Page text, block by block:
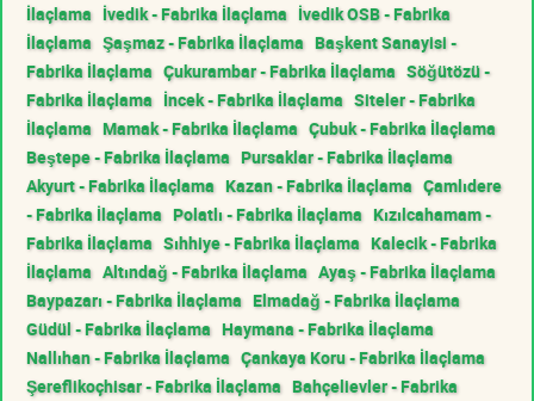
İlaçlama İvedik - Fabrika İlaçlama İvedik OSB - Fabrika
İlaçlama Şaşmaz - Fabrika İlaçlama Başkent Sanayisi -
Fabrika İlaçlama Çukurambar - Fabrika İlaçlama Söğütözü -
Fabrika İlaçlama İncek - Fabrika İlaçlama Siteler - Fabrika
İlaçlama Mamak - Fabrika İlaçlama Çubuk - Fabrika İlaçlama
Beştepe - Fabrika İlaçlama Pursaklar - Fabrika İlaçlama
Akyurt - Fabrika İlaçlama Kazan - Fabrika İlaçlama Çamlıdere
- Fabrika İlaçlama Polatlı - Fabrika İlaçlama Kızılcahamam -
Fabrika İlaçlama Sıhhiye - Fabrika İlaçlama Kalecik - Fabrika
İlaçlama Altındağ - Fabrika İlaçlama Ayaş - Fabrika İlaçlama
Baypazarı - Fabrika İlaçlama Elmadağ - Fabrika İlaçlama
Güdül - Fabrika İlaçlama Haymana - Fabrika İlaçlama
Nallıhan - Fabrika İlaçlama Çankaya Koru - Fabrika İlaçlama
Şereflikoçhisar - Fabrika İlaçlama Bahçelievler - Fabrika